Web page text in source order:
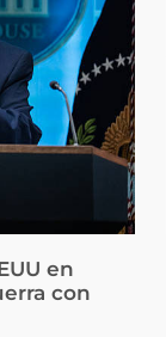
en
con